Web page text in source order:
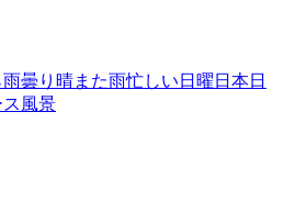
曇り晴また雨忙しい日曜日本日
風景